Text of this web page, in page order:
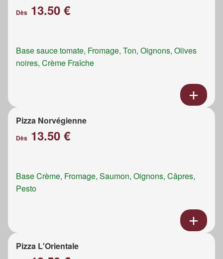
Dès 13.50 €
Base sauce tomate, Fromage, Ton, Oignons, Olives
noires, Crème Fraîche
Pizza Norvégienne
Dès 13.50 €
Base Crème, Fromage, Saumon, Oignons, Câpres,
Pesto
Pizza L'Orientale